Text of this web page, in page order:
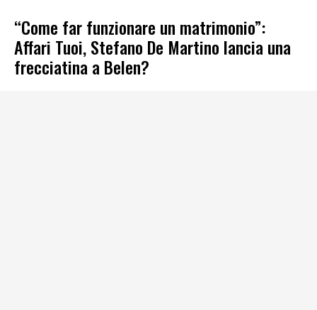
“Come far funzionare un matrimonio”:
Affari Tuoi, Stefano De Martino lancia una
frecciatina a Belen?